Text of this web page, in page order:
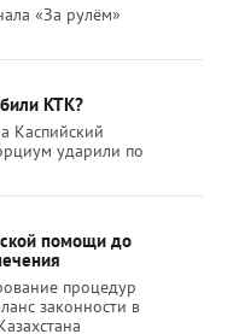
«За рулём»
КТК?
Каспийский
ударили по
помощи до
процедур
законности в